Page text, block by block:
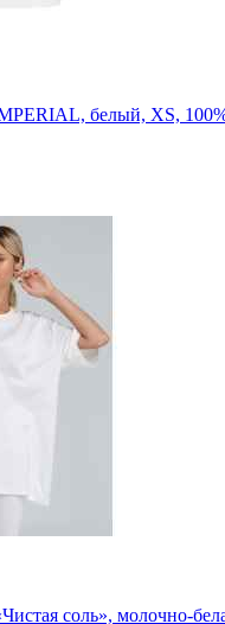
белый, XS,
соль», молочно-